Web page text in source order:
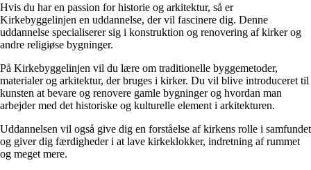
Hvis du har en passion for historie og arkitektur, så er
Kirkebyggelinjen en uddannelse, der vil fascinere dig. Denne
uddannelse specialiserer sig i konstruktion og renovering af kirker og
andre religiøse bygninger.
På Kirkebyggelinjen vil du lære om traditionelle byggemetoder,
materialer og arkitektur, der bruges i kirker. Du vil blive introduceret til
kunsten at bevare og renovere gamle bygninger og hvordan man
arbejder med det historiske og kulturelle element i arkitekturen.
Uddannelsen vil også give dig en forståelse af kirkens rolle i samfundet
og giver dig færdigheder i at lave kirkeklokker, indretning af rummet
og meget mere.